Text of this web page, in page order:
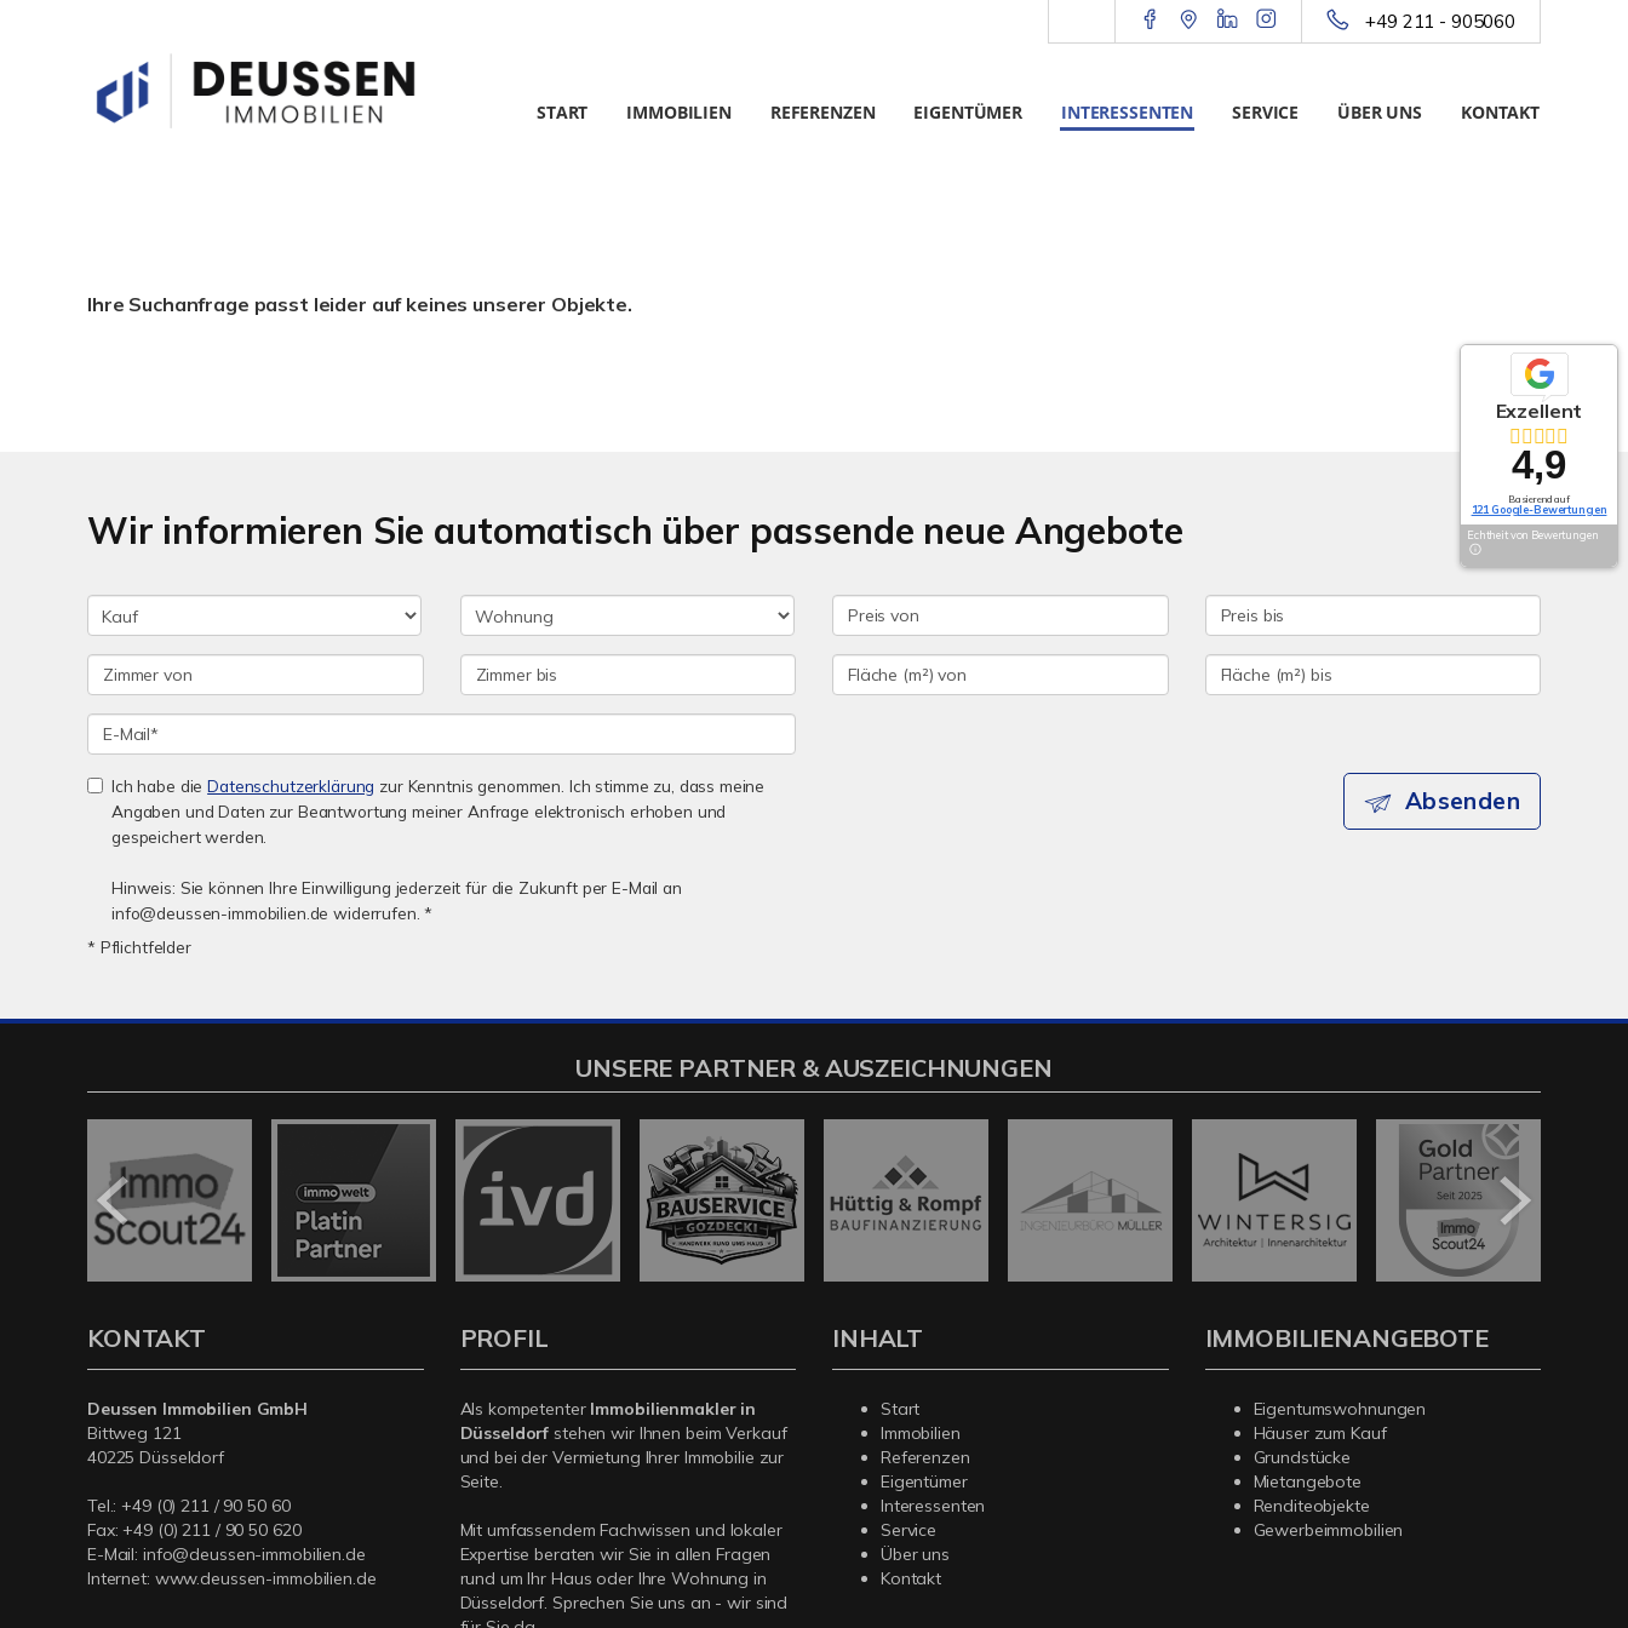
+49 211 - 905060
START IMMOBILIEN REFERENZEN EIGENTÜMER INTERESSENTEN SERVICE ÜBER UNS KONTAKT
Ihre Suchanfrage passt leider auf keines unserer Objekte.
Wir informieren Sie automatisch über passende neue Angebote
Ich habe dieDatenschutzerklärung zur Kenntnis genommen. Ich stimme zu, dass meine
Angaben und Daten zur Beantwortung meiner Anfrage elektronisch erhoben und
gespeichert werden.
Hinweis: Sie können Ihre Einwilligung jederzeit für die Zukunft per E-Mail an
info@deussen-immobilien.de widerrufen. *
* Pflichtfelder
Absenden
Exzellent
4,9
Basierend auf
121 Google-Bewertungen
Echtheit von Bewertungen
UNSERE PARTNER & AUSZEICHNUNGEN
KONTAKT
Deussen Immobilien GmbH
Bittweg 121
40225 Düsseldorf
Tel.:+49 (0) 211 / 90 50 60
Fax: +49 (0) 211 / 90 50 620
E-Mail: info@deussen-immobilien.de
Internet: www.deussen-immobilien.de
PROFIL
Als kompetenter Immobilienmakler in
Düsseldorf stehen wir Ihnen beim Verkauf
und bei der Vermietung Ihrer Immobilie zur
Seite.
Mit umfassendem Fachwissen und lokaler
Expertise beraten wir Sie in allen Fragen
rund um Ihr Haus oder Ihre Wohnung in
Düsseldorf. Sprechen Sie uns an - wir sind
INHALT
Start
Immobilien
Referenzen
Eigentümer
Interessenten
Service
Über uns
Kontakt
IMMOBILIENANGEBOTE
Eigentumswohnungen
Häuser zum Kauf
Grundstücke
Mietangebote
Renditeobjekte
Gewerbeimmobilien